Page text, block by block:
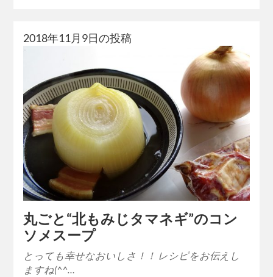
2018年11月9日の投稿
丸ごと“北もみじタマネギ”のコン
ソメスープ
とっても幸せなおいしさ！！ レシピをお伝えし
ますね(^^…